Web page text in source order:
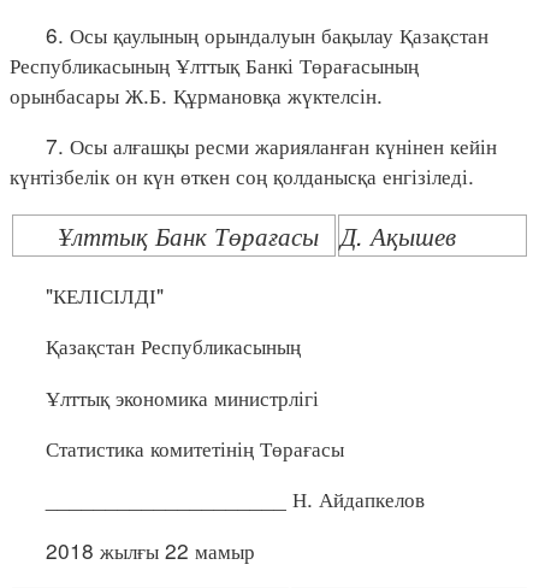
6. Осы қаулының орындалуын бақылау Қазақстан
Республикасының Ұлттық Банкі Төрағасының
орынбасары Ж.Б. Құрмановқа жүктелсін.
7. Осы алғашқы ресми жарияланған күнінен кейін
күнтізбелік он күн өткен соң қолданысқа енгізіледі.
Ұлттық Банк Төрағасы Д. Ақышев
"КЕЛІСІЛДІ"
Қазақстан Республикасының
Ұлттық экономика министрлігі
Статистика комитетінің Төрағасы
____________________ Н. Айдапкелов
2018 жылғы 22 мамыр